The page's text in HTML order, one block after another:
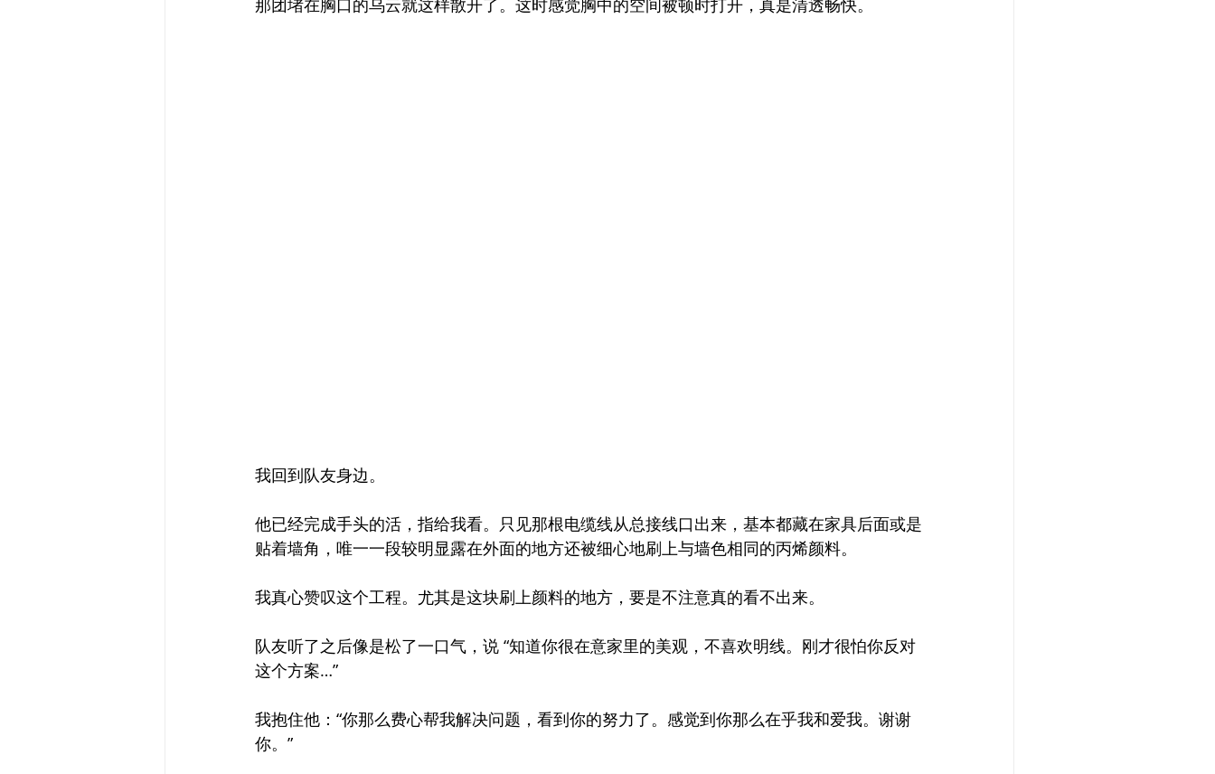
那团堵在胸口的乌云就这样散开了。这时感觉胸中的空间被顿时打开，真是清透畅快。
我回到队友身边。
他已经完成手头的活，指给我看。只见那根电缆线从总接线口出来，基本都藏在家具后面或是
贴着墙角，唯一一段较明显露在外面的地方还被细心地刷上与墙色相同的丙烯颜料。
我真心赞叹这个工程。尤其是这块刷上颜料的地方，要是不注意真的看不出来。
队友听了之后像是松了一口气，说 “知道你很在意家里的美观，不喜欢明线。刚才很怕你反对
这个方案…”
我抱住他：“你那么费心帮我解决问题，看到你的努力了。感觉到你那么在乎我和爱我。谢谢
你。”